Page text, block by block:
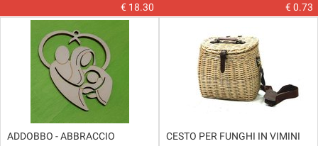
€ 18.30 € 0.73
ADDOBBO - ABBRACCIO CESTO PER FUNGHI IN VIMINI